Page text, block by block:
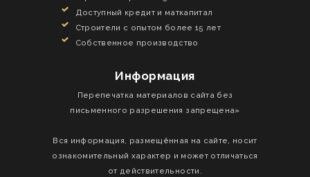
узкая специализация;
многолетний опыт;
возможность создания оригинальных нестандартных
минимальные сроки ремонта и строительства
благодаря четкому планированию;
наличие каталога с примерами работ;
Доступный кредит и маткапитал
Строители с опытом более 15 лет
Собственное производство
Информация
Перепечатка материалов сайта без
письменного разрешения запрещена»
Вся информация, размещённая на сайте, носит
ознакомительный характер и может отличаться
от действительности.